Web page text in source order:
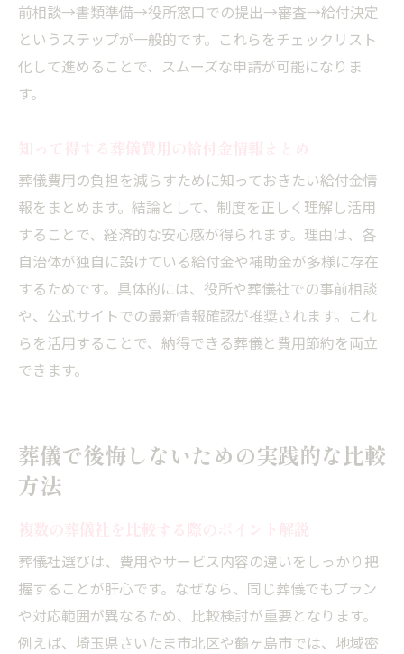
前相談→書類準備→役所窓口での提出→審査→給付決定
というステップが一般的です。これらをチェックリスト
化して進めることで、スムーズな申請が可能になりま
す。
葬儀費用の負担を減らすために知っておきたい給付金情
報をまとめます。結論として、制度を正しく理解し活用
することで、経済的な安心感が得られます。理由は、各
自治体が独自に設けている給付金や補助金が多様に存在
するためです。具体的には、役所や葬儀社での事前相談
や、公式サイトでの最新情報確認が推奨されます。これ
らを活用することで、納得できる葬儀と費用節約を両立
できます。
葬儀で後悔しないための実践的な比較
方法
葬儀社選びは、費用やサービス内容の違いをしっかり把
握することが肝心です。なぜなら、同じ葬儀でもプラン
や対応範囲が異なるため、比較検討が重要となります。
例えば、埼玉県さいたま市北区や鶴ヶ島市では、地域密